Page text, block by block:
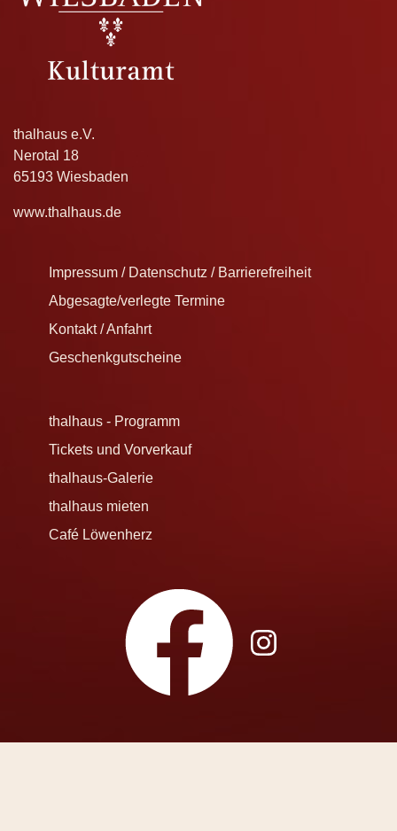
thalhaus e.V.
Nerotal 18
65193 Wiesbaden
www.thalhaus.de
Impressum / Datenschutz / Barrierefreiheit
Abgesagte/verlegte Termine
Kontakt / Anfahrt
Geschenkgutscheine
thalhaus - Programm
Tickets und Vorverkauf
thalhaus-Galerie
thalhaus mieten
Café Löwenherz